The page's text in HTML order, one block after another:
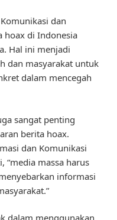
dan
hoax di Indonesia
Hal ini menjadi
dan masyarakat untuk
dalam mencegah
sangat penting
berita hoax.
dan Komunikasi
“media massa harus
informasi